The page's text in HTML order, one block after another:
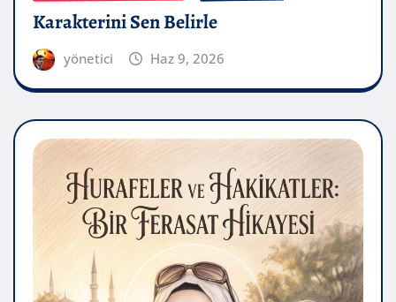
Karakterini Sen Belirle
yönetici Haz 9, 2026